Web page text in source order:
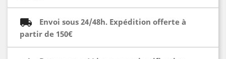
Envoi sous 24/48h. Expédition offerte à
partir de 150€